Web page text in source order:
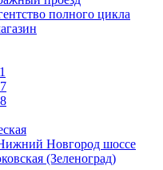
полного цикла
Новгород шоссе
(Зеленоград)